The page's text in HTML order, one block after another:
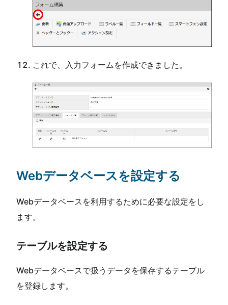
これで、入力フォームを作成できました。
Webデータベースを設定する
Webデータベースを利用するために必要な設定をし
ます。
テーブルを設定する
Webデータベースで扱うデータを保存するテーブル
を登録します。